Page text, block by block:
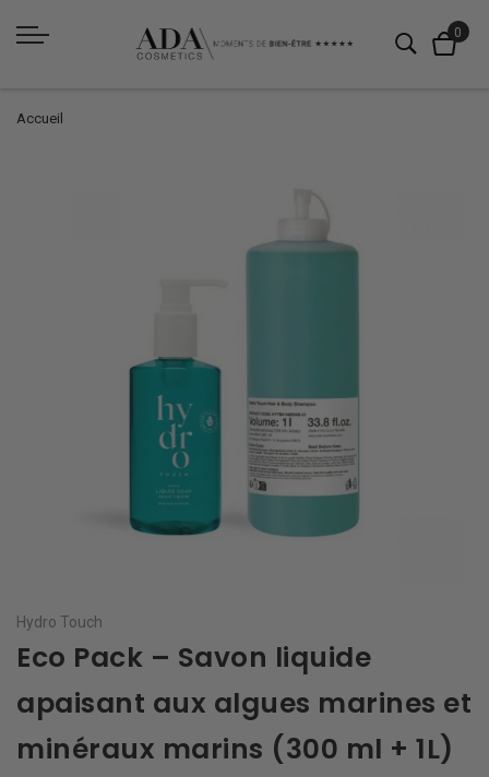
Accueil
Hydro Touch
Eco Pack – Savon liquide
apaisant aux algues marines et
minéraux marins (300 ml + 1L)